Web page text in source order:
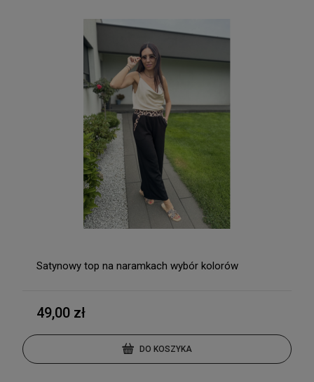
Satynowy top na naramkach wybór kolorów
49,00 zł
DO KOSZYKA